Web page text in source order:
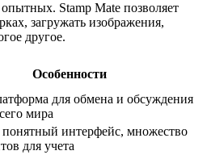
Stamp Mate позволяет
загружать изображения,
другое.
Особенности
для обмена и обсуждения
мира
интерфейс, множество
для учета